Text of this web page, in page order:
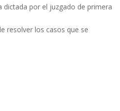
dictada por el juzgado de primera
resolver los casos que se